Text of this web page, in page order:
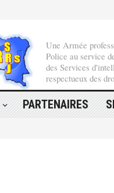
Une Armée
Police au service
des Services
respectueux des
PARTENAIRES